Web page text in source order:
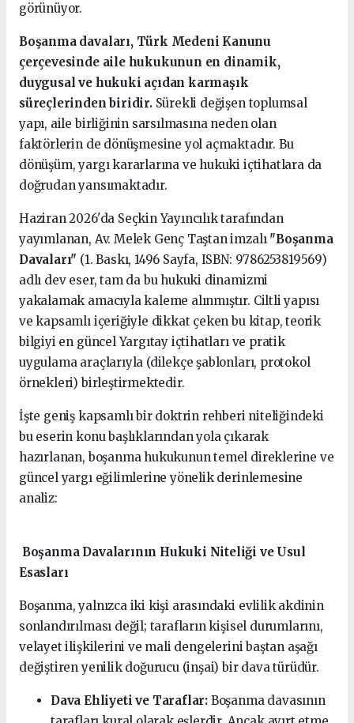
görünüyor.
Boşanma davaları, Türk Medeni Kanunu
çerçevesinde aile hukukunun en dinamik,
duygusal ve hukuki açıdan karmaşık
süreçlerinden biridir.Sürekli değişen toplumsal
yapı, aile birliğinin sarsılmasına neden olan
faktörlerin de dönüşmesine yol açmaktadır. Bu
dönüşüm, yargı kararlarına ve hukuki içtihatlara da
doğrudan yansımaktadır.
Haziran 2026'da Seçkin Yayıncılık tarafından
yayımlanan, Av. Melek Genç Taştan imzalı "Boşanma
Davaları" (1. Baskı, 1496 Sayfa, ISBN: 9786253819569)
adlı dev eser, tam da bu hukuki dinamizmi
yakalamak amacıyla kaleme alınmıştır. Ciltli yapısı
ve kapsamlı içeriğiyle dikkat çeken bu kitap, teorik
bilgiyi en güncel Yargıtay içtihatları ve pratik
uygulama araçlarıyla (dilekçe şablonları, protokol
örnekleri) birleştirmektedir.
İşte geniş kapsamlı bir doktrin rehberi niteliğindeki
bu eserin konu başlıklarından yola çıkarak
hazırlanan, boşanma hukukunun temel direklerine ve
güncel yargı eğilimlerine yönelik derinlemesine
analiz:
Boşanma Davalarının Hukuki Niteliği ve Usul
Esasları
Boşanma, yalnızca iki kişi arasındaki evlilik akdinin
sonlandırılması değil; tarafların kişisel durumlarını,
velayet ilişkilerini ve mali dengelerini baştan aşağı
değiştiren yenilik doğurucu (inşai) bir dava türüdür.
Dava Ehliyeti ve Taraflar: Boşanma davasının